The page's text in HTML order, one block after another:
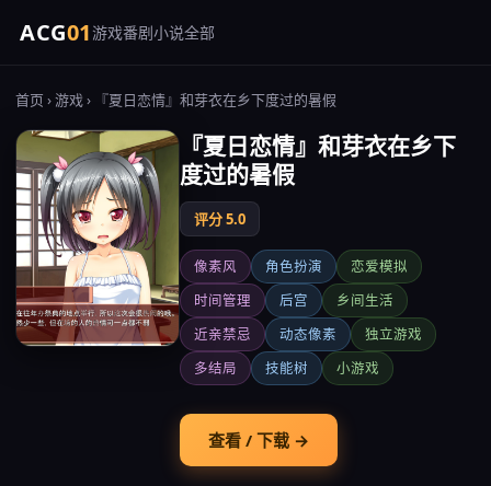
ACG01游戏番剧小说全部
首页 ›游戏› 『夏日恋情』和芽衣在乡下度过的暑假
『夏日恋情』和芽衣在乡下
度过的暑假
评分 5.0
像素风 角色扮演
恋爱模拟
时间管理
后宫
乡间生活
近亲禁忌
动态像素
独立游戏
多结局
技能树 小游戏
查看 / 下载 →